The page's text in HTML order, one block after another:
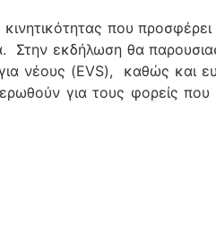
που
Στην εκδήλωση θα
νέους (EVS), καθώς και
για τους φορείς